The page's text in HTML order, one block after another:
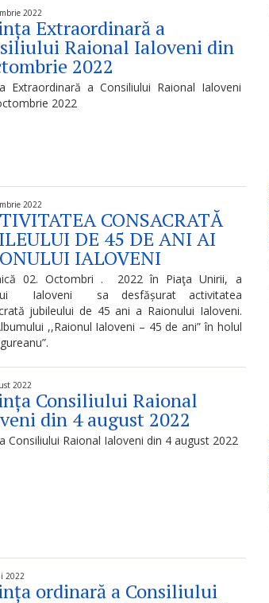
2022
Extraordinară a
Raional Ialoveni din
2022
Extraordinară a Consiliului Raional Ialoveni
2022
2022
CONSACRATĂ
DE 45 DE ANI AI
IALOVENI
02. Octombri . 2022 în Piaţa Unirii, a
Ialoveni sa desfășurat activitatea
jubileului de 45 ani a Raionului Ialoveni.
,,Raionul Ialoveni – 45 de ani” în holul
2022
Consiliului Raional
din 4 august 2022
Consiliului Raional Ialoveni din 4 august 2022
2022
ordinară a Consiliului